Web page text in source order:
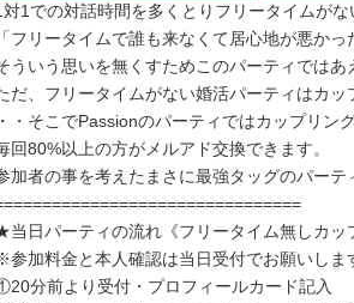
対1での対話時間を多くとりフリータイムがな
フリータイムで誰も来なくて居心地が悪かっ
ういう思いを無くすためこのパーティでは
だ、フリータイムがない婚活パーティはカッ
・そこでPassionのパーティではカップリン
回80%以上の方がメルアド交換できます。
加者の事を考えたまさに最強タッグのパーテ
当日パーティの流れ《フリータイム無しカ
参加料金と本人確認は当日受付でお願いしま
分前より受付・プロフィールカード記入